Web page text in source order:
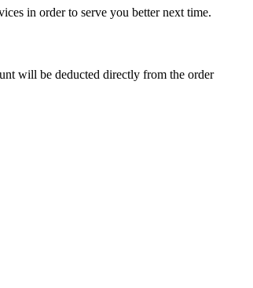
in order to serve you better next time.
will be deducted directly from the order